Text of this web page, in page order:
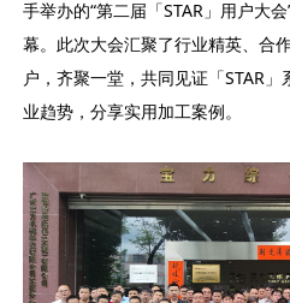
手举办的“第二届「STAR」用户大
幕。此次大会汇聚了行业精英、合
户，齐聚一堂，共同见证「STAR
业趋势，分享实用加工案例。